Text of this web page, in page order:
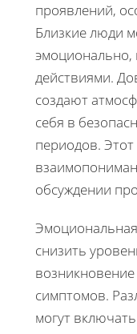
проявлений,
Близкие люди
эмоционально,
действиями.
создают
себя в
периодов. Этот
обсуждении
снизить
симптомов.
могут